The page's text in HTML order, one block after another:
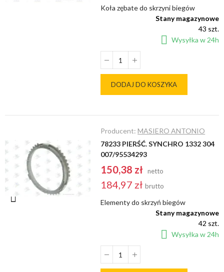
Koła zębate do skrzyni biegów
Stany magazynowe
43 szt.
Wysyłka w 24h
DODAJ DO KOSZYKA
Producent:MASIERO ANTONIO
78233 PIERŚĆ. SYNCHRO 1332 304
007/95534293
150,38 zł netto
184,97 zł brutto
Elementy do skrzyń biegów
Stany magazynowe
42 szt.
Wysyłka w 24h